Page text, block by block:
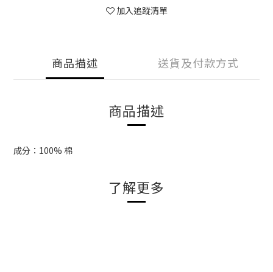
加入追蹤清單
商品描述 送貨及付款方式
商品描述
成分：100% 棉
了解更多